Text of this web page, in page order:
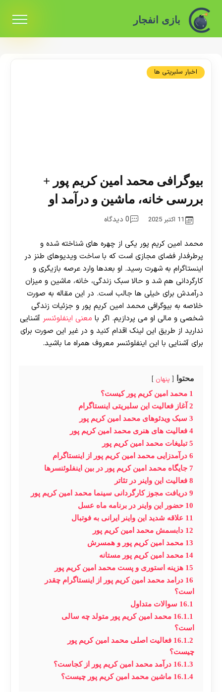
بازی انفجار
اخبار سلبریتی ها
بیوگرافی محمد امین کریم پور +
بررسی خانه، ماشین و درآمد او
11 اکتبر 2025 0 دیدگاه
محمد امین کریم پور یکی از چهره‌ های شناخته‌ شده و
پرطرفدار فضای مجازی است که با ساخت ویدیوهای طنز در
اینستاگرام به شهرت رسید. او بعدها وارد عرصه بازیگری و
کارگردانی هم شد و حالا سبک زندگی، خانه، ماشین و میزان
درآمدش برای خیلی‌ ها جالب است. در این مقاله به‌ صورت
خلاصه به بیوگرافی محمد امین کریم‌ پور و جزئیات زندگی
شخصی و مالی او می‌ پردازیم. اگر با معنی اینفلوئنسر آشنایی
ندارید از طریق این لینک اقدام کنید و در غیر این صورت برای
برای آشنایی با این اینفلوئنسر معروف همراه ما باشید.
محتوا پنهان
1 محمد امین کریم پور کیست؟
2 آغاز فعالیت این سلبریتی اینستاگرام
3 سبک ویدئوهای محمد امین کریم‌ پور
4 فعالیت‌ های هنری محمد امین کریم‌ پور
5 تبلیغات محمد امین کریم‌ پور
6 درآمدزایی محمد امین کریم پور از اینستاگرام
7 جایگاه محمد امین کریم‌ پور در بین اینفلوئنسرها
8 فعالیت این واینر در تئاتر
9 دریافت مجوز کارگردانی سینما محمد امین کریم پور
10 حضور این واینر در برنامه ماه عسل
11 علاقه شدید این واینر ایرانی به فوتبال
12 دابسمش محمد امین کریم پور
13 محمد امین کریم پور و همسرش
14 محمد امین کریم پور مستانه
15 هزینه استوری و پست محمد امین کریم پور
16 درامد محمد امین کریم پور از اینستاگرام چقدر
است؟
16.1 سوالات متداول
16.1.1 محمد امین کریم‌ پور متولد چه سالی
است؟
16.1.2 فعالیت اصلی محمد امین کریم‌ پور
چیست؟
16.1.3 درآمد محمد امین کریم‌ پور از کجاست؟
16.1.4 ماشین محمد امین کریم‌ پور چیست؟